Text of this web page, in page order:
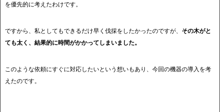
を優先的に考えたわけです。
ですから、私としてもできるだけ早く伐採をしたかったのですが、 その木がと
ても太く、結果的に時間がかかってしまいました。
このような依頼にすぐに対応したいという想いもあり、今回の機器の導入を考
えたのです。